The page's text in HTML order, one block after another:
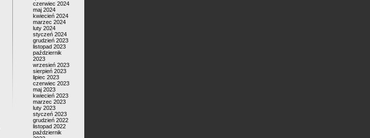
czerwiec 2024
maj 2024
kwiecień 2024
marzec 2024
luty 2024
styczeń 2024
grudzień 2023
listopad 2023
październik
2023
wrzesień 2023
sierpień 2023
lipiec 2023
czerwiec 2023
maj 2023
kwiecień 2023
marzec 2023
luty 2023
styczeń 2023
grudzień 2022
listopad 2022
październik